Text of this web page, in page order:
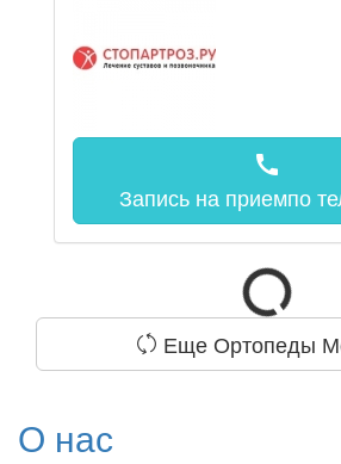
call
Запись на приемпо
Еще Ортопеды
О нас